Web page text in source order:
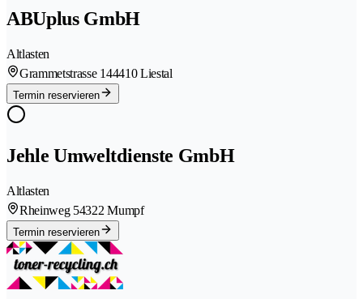
ABUplus GmbH
Altlasten
Grammetstrasse 144410 Liestal
Termin reservieren
Jehle Umweltdienste GmbH
Altlasten
Rheinweg 54322 Mumpf
Termin reservieren